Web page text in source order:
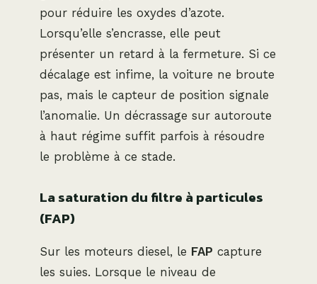
pour réduire les oxydes d’azote.
Lorsqu’elle s’encrasse, elle peut
présenter un retard à la fermeture. Si ce
décalage est infime, la voiture ne broute
pas, mais le capteur de position signale
l’anomalie. Un décrassage sur autoroute
à haut régime suffit parfois à résoudre
le problème à ce stade.
La saturation du filtre à particules
(FAP)
Sur les moteurs diesel, le FAP capture
les suies. Lorsque le niveau de